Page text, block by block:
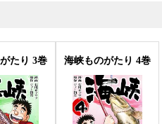
たり 3巻 海峡ものがたり 4巻